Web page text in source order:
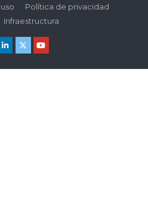
Política de privacidad
Infraestructura